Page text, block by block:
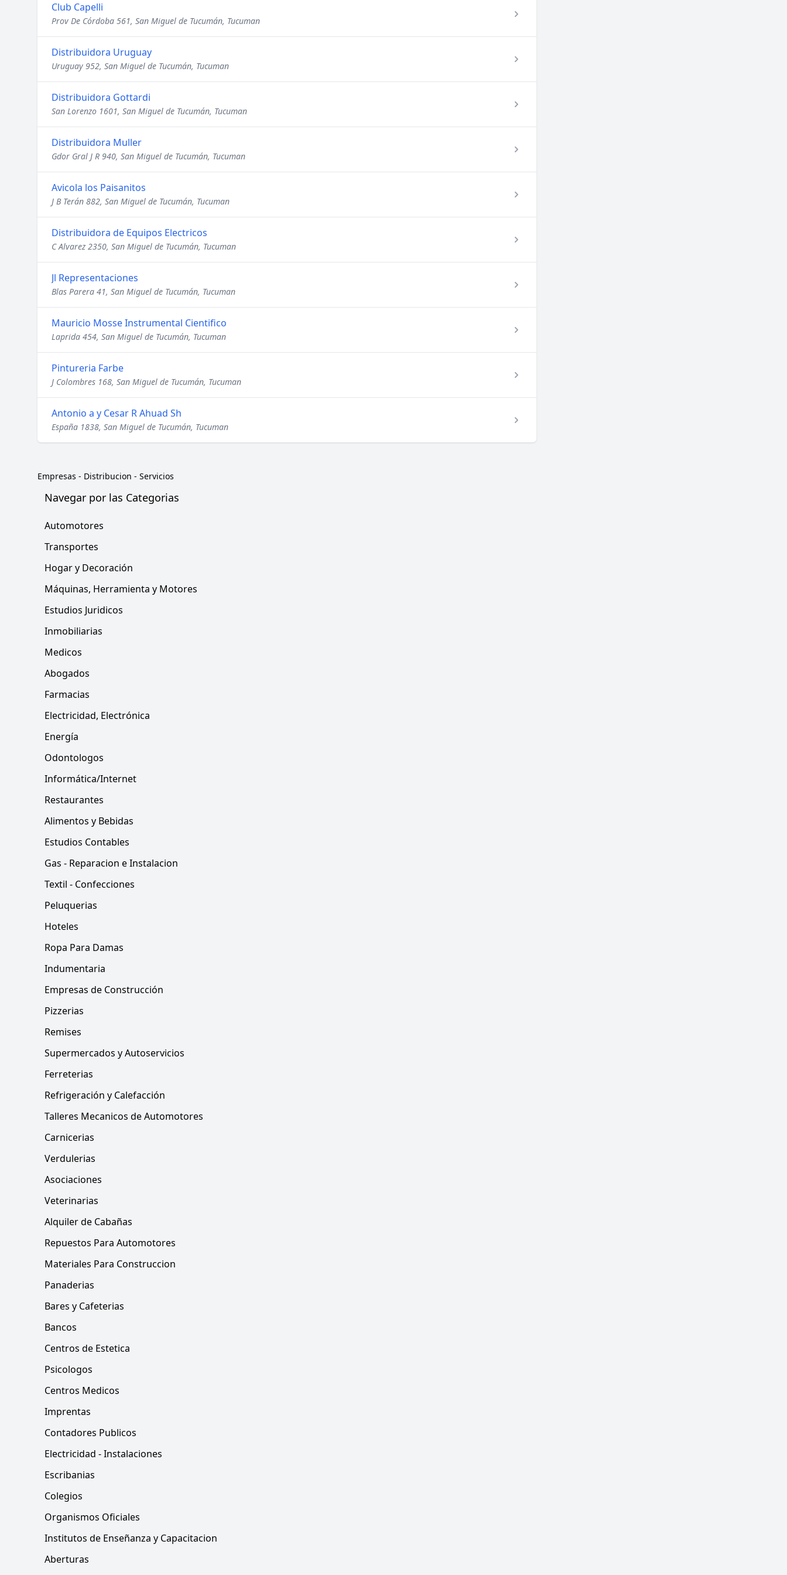
Club Capelli
Prov De Córdoba 561, San Miguel de Tucumán, Tucuman
Distribuidora Uruguay
Uruguay 952, San Miguel de Tucumán, Tucuman
Distribuidora Gottardi
San Lorenzo 1601, San Miguel de Tucumán, Tucuman
Distribuidora Muller
Gdor Gral J R 940, San Miguel de Tucumán, Tucuman
Avicola los Paisanitos
J B Terán 882, San Miguel de Tucumán, Tucuman
Distribuidora de Equipos Electricos
C Alvarez 2350, San Miguel de Tucumán, Tucuman
Jl Representaciones
Blas Parera 41, San Miguel de Tucumán, Tucuman
Mauricio Mosse Instrumental Cientifico
Laprida 454, San Miguel de Tucumán, Tucuman
Pintureria Farbe
J Colombres 168, San Miguel de Tucumán, Tucuman
Antonio a y Cesar R Ahuad Sh
España 1838, San Miguel de Tucumán, Tucuman
Empresas - Distribucion - Servicios
Navegar por las Categorias
Automotores
Transportes
Hogar y Decoración
Máquinas, Herramienta y Motores
Estudios Juridicos
Inmobiliarias
Medicos
Abogados
Farmacias
Electricidad, Electrónica
Energía
Odontologos
Informática/Internet
Restaurantes
Alimentos y Bebidas
Estudios Contables
Gas - Reparacion e Instalacion
Textil - Confecciones
Peluquerias
Hoteles
Ropa Para Damas
Indumentaria
Empresas de Construcción
Pizzerias
Remises
Supermercados y Autoservicios
Ferreterias
Refrigeración y Calefacción
Talleres Mecanicos de Automotores
Carnicerias
Verdulerias
Asociaciones
Veterinarias
Alquiler de Cabañas
Repuestos Para Automotores
Materiales Para Construccion
Panaderias
Bares y Cafeterias
Bancos
Centros de Estetica
Psicologos
Centros Medicos
Imprentas
Contadores Publicos
Electricidad - Instalaciones
Escribanias
Colegios
Organismos Oficiales
Institutos de Enseñanza y Capacitacion
Aberturas